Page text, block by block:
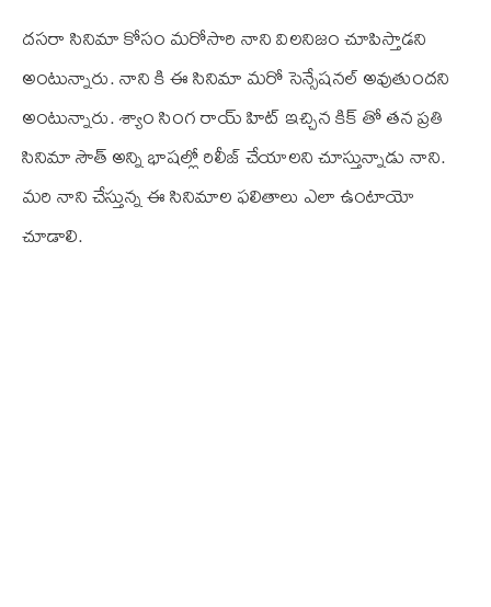
దసరా సినిమా కోసం మరోసారి నాని విలనిజం చూపిస్తాడని
అంటున్నారు. నాని కి ఈ సినిమా మరో సెన్సేషనల్ అవుతుందని
అంటున్నారు. శ్యాం సింగ రాయ్ హిట్ ఇచ్చిన కిక్ తో తన ప్రతి
సినిమా సౌత్ అన్ని భాషల్లో రిలీజ్ చేయాలని చూస్తున్నాడు నాని.
మరి నాని చేస్తున్న ఈ సినిమాల ఫలితాలు ఎలా ఉంటాయో
చూడాలి.